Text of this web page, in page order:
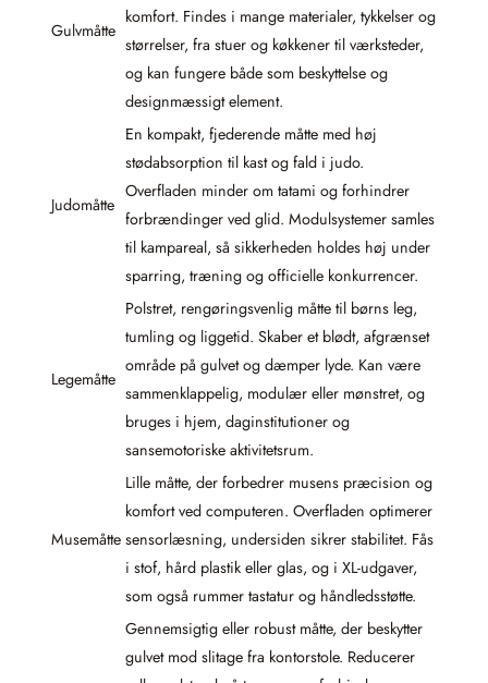
Gulvmåtte
komfort. Findes i mange materialer, tykkelser og
størrelser, fra stuer og køkkener til værksteder,
og kan fungere både som beskyttelse og
designmæssigt element.
Judomåtte
En kompakt, fjederende måtte med høj
stødabsorption til kast og fald i judo.
Overfladen minder om tatami og forhindrer
forbrændinger ved glid. Modulsystemer samles
til kampareal, så sikkerheden holdes høj under
sparring, træning og officielle konkurrencer.
Legemåtte
Polstret, rengøringsvenlig måtte til børns leg,
tumling og liggetid. Skaber et blødt, afgrænset
område på gulvet og dæmper lyde. Kan være
sammenklappelig, modulær eller mønstret, og
bruges i hjem, daginstitutioner og
sansemotoriske aktivitetsrum.
Musemåtte
Lille måtte, der forbedrer musens præcision og
komfort ved computeren. Overfladen optimerer
sensorlæsning, undersiden sikrer stabilitet. Fås
i stof, hård plastik eller glas, og i XL-udgaver,
som også rummer tastatur og håndledsstøtte.
Gennemsigtig eller robust måtte, der beskytter
gulvet mod slitage fra kontorstole. Reducerer